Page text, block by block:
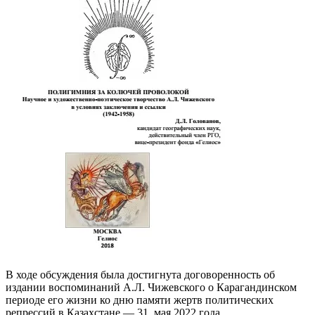
В ходе обсуждения была достигнута договоренность об
издании воспоминаний А.Л. Чижевского о Карагандинском
периоде его жизни ко дню памяти жертв политических